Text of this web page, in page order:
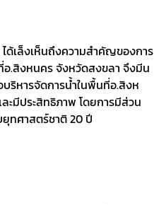
ด้เล็งเห็นถึงความสำคัญของการ
.สิงหนคร จังหวัดสงขลา จึงมีน
บริหารจัดการน้ำในพื้นที่อ.สิงห
ะมีประสิทธิภาพ โดยการมีส่วน
ทศาสตร์ชาติ 20 ปี